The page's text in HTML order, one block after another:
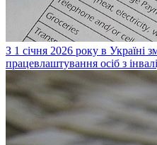
З 1 січня 2026 року в Україні
працевлаштування осіб з